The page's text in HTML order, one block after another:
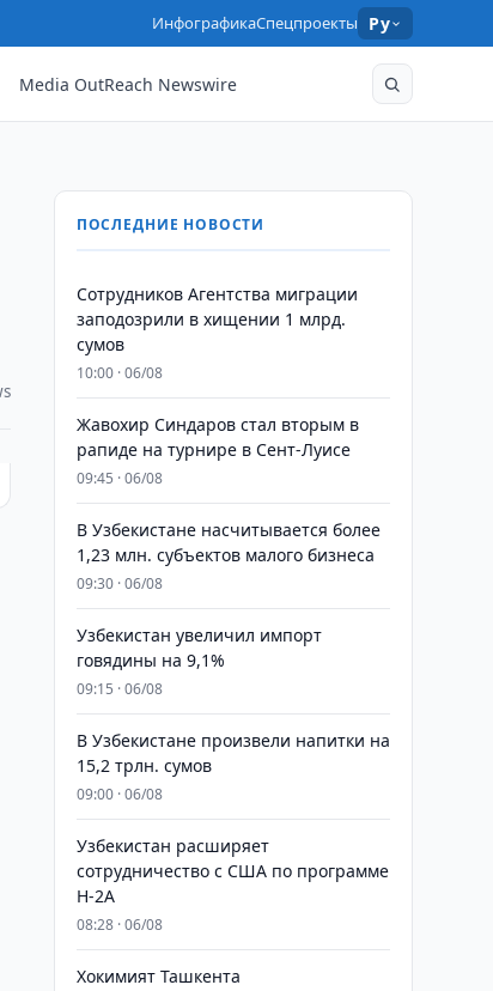
ИнфографикаСпецпроекты Ру
Media OutReach Newswire
ПОСЛЕДНИЕ НОВОСТИ
Сотрудников Агентства миграции
заподозрили в хищении 1 млрд.
сумов
10:00 · 06/08
Жавохир Синдаров стал вторым в
рапиде на турнире в Сент-Луисе
09:45 · 06/08
В Узбекистане насчитывается более
1,23 млн. субъектов малого бизнеса
09:30 · 06/08
Узбекистан увеличил импорт
говядины на 9,1%
09:15 · 06/08
В Узбекистане произвели напитки на
15,2 трлн. сумов
09:00 · 06/08
Узбекистан расширяет
сотрудничество с США по программе
H-2A
08:28 · 06/08
Хокимият Ташкента